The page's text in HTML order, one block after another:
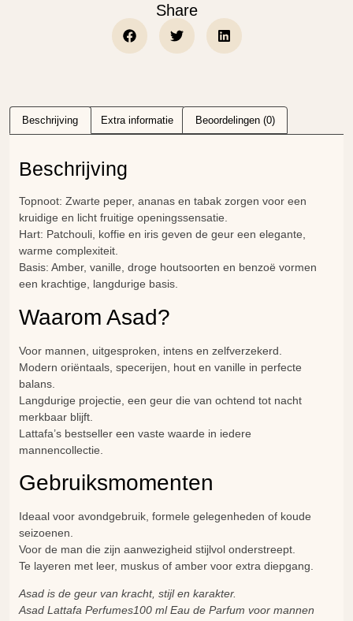
Share
Beschrijving Extra informatie Beoordelingen (0)
Beschrijving
Topnoot: Zwarte peper, ananas en tabak zorgen voor een
kruidige en licht fruitige openingssensatie.
Hart: Patchouli, koffie en iris geven de geur een elegante,
warme complexiteit.
Basis: Amber, vanille, droge houtsoorten en benzoë vormen
een krachtige, langdurige basis.
Waarom Asad?
Voor mannen, uitgesproken, intens en zelfverzekerd.
Modern oriëntaals, specerijen, hout en vanille in perfecte
balans.
Langdurige projectie, een geur die van ochtend tot nacht
merkbaar blijft.
Lattafa’s bestseller een vaste waarde in iedere
mannencollectie.
Gebruiksmomenten
Ideaal voor avondgebruik, formele gelegenheden of koude
seizoenen.
Voor de man die zijn aanwezigheid stijlvol onderstreept.
Te layeren met leer, muskus of amber voor extra diepgang.
Asad is de geur van kracht, stijl en karakter.
Asad Lattafa Perfumes100 ml Eau de Parfum voor mannen